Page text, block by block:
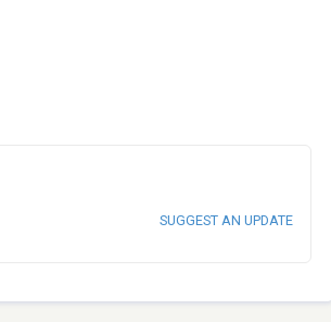
SUGGEST AN UPDATE